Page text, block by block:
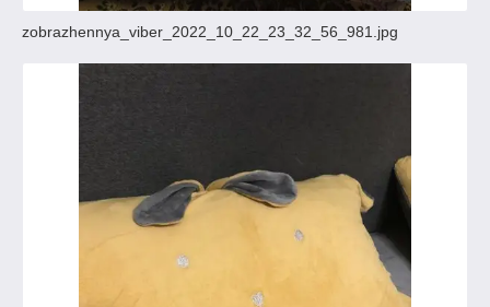
zobrazhennya_viber_2022_10_22_23_32_56_981.jpg